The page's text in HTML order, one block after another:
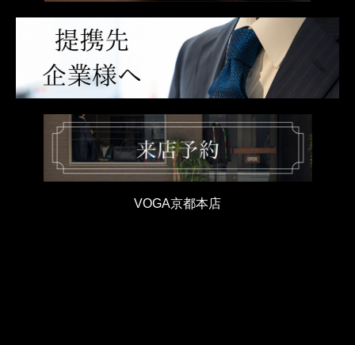
VOGA京都本店